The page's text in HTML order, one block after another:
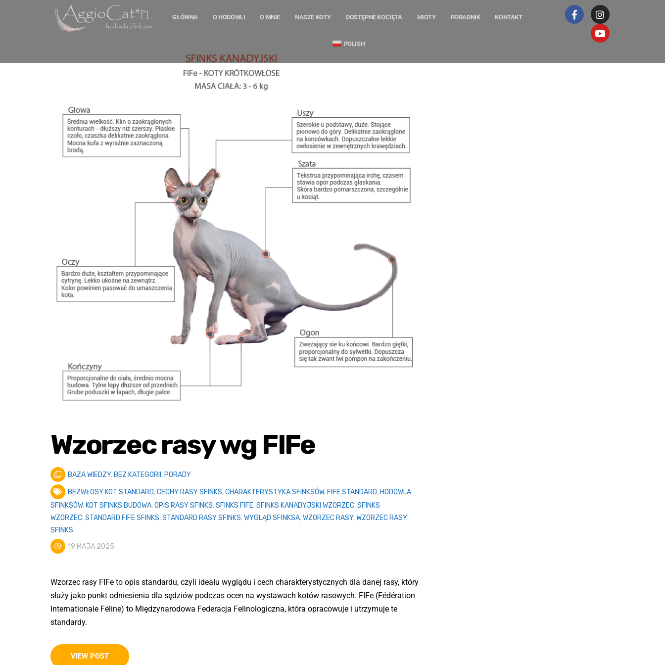
GŁÓWNA O HODOWLI O MNIE NASZE KOTY DOSTĘPNE KOCIĘTA MIOTY PORADNIK KONTAKT
POLISH
Wzorzec rasy wg FIFe
BAZA WIEDZY, BEZ KATEGORII , PORADY
BEZWŁOSY KOT STANDARD,CECHY RASY SFINKS,CHARAKTERYSTYKA SFINKSÓW, FIFE STANDARD, HODOWLA
SFINKSÓW, KOT SFINKS BUDOWA,OPIS RASY SFINKS,SFINKS FIFE,SFINKS KANADYJSKI WZORZEC,SFINKS
WZORZEC,STANDARD FIFE SFINKS,STANDARD RASY SFINKS,WYGLĄD SFINKSA,WZORZEC RASY,WZORZEC RASY
SFINKS
19 MAJA 2025
Wzorzec rasy FIFe to opis standardu, czyli ideału wyglądu i cech charakterystycznych dla danej rasy, który
służy jako punkt odniesienia dla sędziów podczas ocen na wystawach kotów rasowych. FIFe (Fédération
Internationale Féline) to Międzynarodowa Federacja Felinologiczna, która opracowuje i utrzymuje te
standardy.
VIEW POST